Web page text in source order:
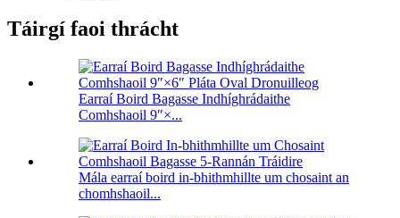
Táirgí faoi thrácht
Earraí Boird Bagasse Indhíghrádaithe
Comhshaoil ​​9″×...
Mála earraí boird in-bhithmhillte um chosaint an
chomhshaoil...